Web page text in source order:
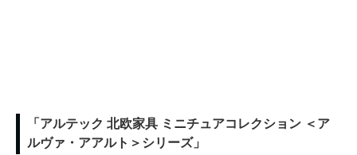
「アルテック 北欧家具 ミニチュアコレクション ＜ア
ルヴァ・アアルト＞シリーズ」